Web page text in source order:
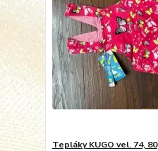
Tepláky KUGO vel. 74, 80